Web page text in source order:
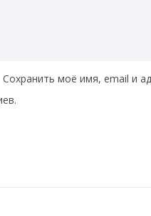
Сохранить моё имя, email и